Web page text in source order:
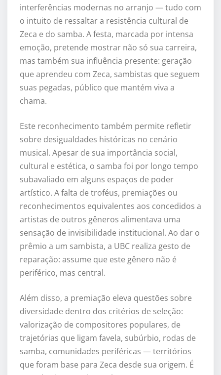
interferências modernas no arranjo — tudo com
o intuito de ressaltar a resistência cultural de
Zeca e do samba. A festa, marcada por intensa
emoção, pretende mostrar não só sua carreira,
mas também sua influência presente: geração
que aprendeu com Zeca, sambistas que seguem
suas pegadas, público que mantém viva a
chama.
Este reconhecimento também permite refletir
sobre desigualdades históricas no cenário
musical. Apesar de sua importância social,
cultural e estética, o samba foi por longo tempo
subavaliado em alguns espaços de poder
artístico. A falta de troféus, premiações ou
reconhecimentos equivalentes aos concedidos a
artistas de outros gêneros alimentava uma
sensação de invisibilidade institucional. Ao dar o
prêmio a um sambista, a UBC realiza gesto de
reparação: assume que este gênero não é
periférico, mas central.
Além disso, a premiação eleva questões sobre
diversidade dentro dos critérios de seleção:
valorização de compositores populares, de
trajetórias que ligam favela, subúrbio, rodas de
samba, comunidades periféricas — territórios
que foram base para Zeca desde sua origem. É